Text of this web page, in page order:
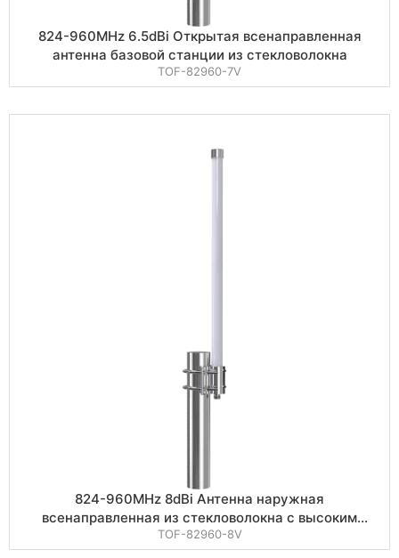
824-960MHz 6.5dBi Открытая всенаправленная
антенна базовой станции из стекловолокна
TOF-82960-7V
824-960MHz 8dBi Антенна наружная
всенаправленная из стекловолокна с высоким
коэффициентом усиления
TOF-82960-8V